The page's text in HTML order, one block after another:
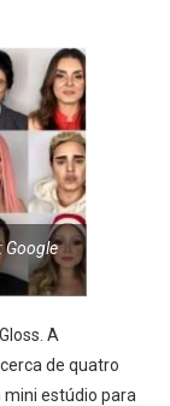
Google
A
de quatro
estúdio para